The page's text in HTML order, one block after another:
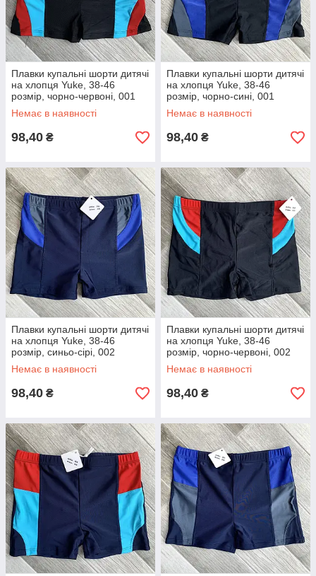
Плавки купальні шорти дитячі
на хлопця Yuke, 38-46
розмір, чорно-червоні, 001
Немає в наявності
98,40 ₴
Плавки купальні шорти дитячі
на хлопця Yuke, 38-46
розмір, чорно-сині, 001
Немає в наявності
98,40 ₴
Плавки купальні шорти дитячі
на хлопця Yuke, 38-46
розмір, синьо-сірі, 002
Немає в наявності
98,40 ₴
Плавки купальні шорти дитячі
на хлопця Yuke, 38-46
розмір, чорно-червоні, 002
Немає в наявності
98,40 ₴